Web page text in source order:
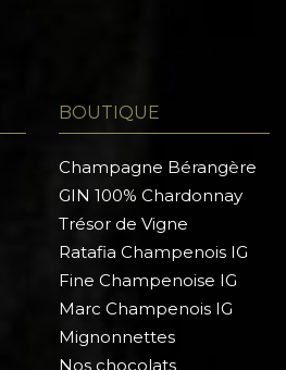
BOUTIQUE
Champagne Bérangère
GIN 100% Chardonnay
Trésor de Vigne
Ratafia Champenois IG
Fine Champenoise IG
Marc Champenois IG
Mignonnettes
Nos chocolats